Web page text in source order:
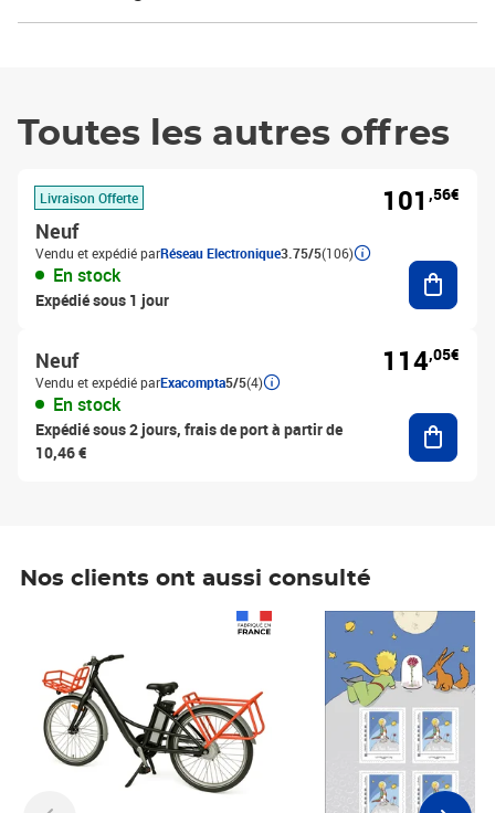
Toutes les autres offres
Livraison Offerte
Neuf
Vendu et expédié parRéseau Electronique3.75/5(106)
En stock
Expédié sous 1 jour
101 ,56€
Neuf
Vendu et expédié parExacompta5/5(4)
En stock
Expédié sous 2 jours, frais de port à partir de
10,46 €
114,05€
Nos clients ont aussi consulté
Prix 7,50€